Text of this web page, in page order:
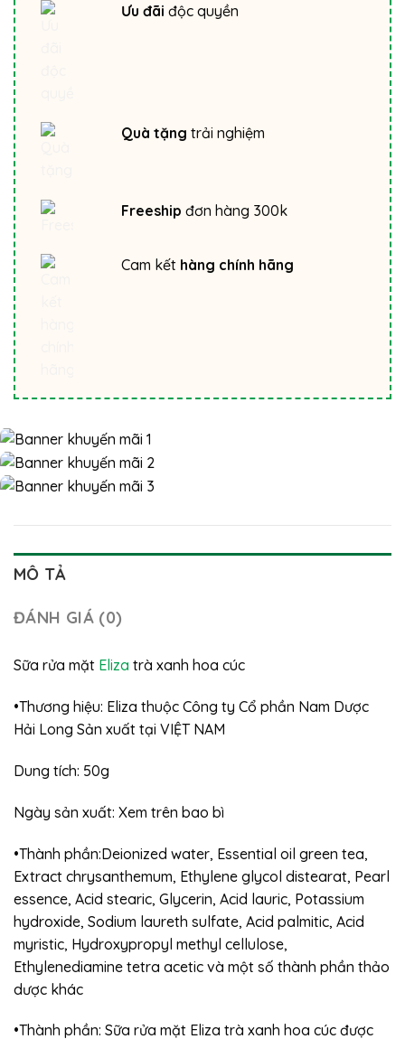
Ưu đãi độc quyền
Quà tặng trải nghiệm
Freeship đơn hàng 300k
Cam kết hàng chính hãng
MÔ TẢ
ĐÁNH GIÁ (0)
Sữa rửa mặt Eliza trà xanh hoa cúc
•Thương hiệu: Eliza thuộc Công ty Cổ phần Nam Dược
Hải Long Sản xuất tại VIỆT NAM
Dung tích: 50g
Ngày sản xuất: Xem trên bao bì
•Thành phần:Deionized water, Essential oil green tea,
Extract chrysanthemum, Ethylene glycol distearat, Pearl
essence, Acid stearic, Glycerin, Acid lauric, Potassium
hydroxide, Sodium laureth sulfate, Acid palmitic, Acid
myristic, Hydroxypropyl methyl cellulose,
Ethylenediamine tetra acetic và một số thành phần thảo
dược khác
•Thành phần: Sữa rửa mặt Eliza trà xanh hoa cúc được